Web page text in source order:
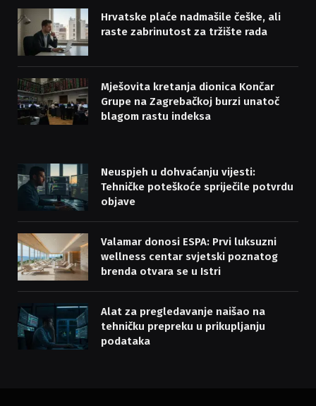
Hrvatske plaće nadmašile češke, ali
raste zabrinutost za tržište rada
Mješovita kretanja dionica Končar
Grupe na Zagrebačkoj burzi unatoč
blagom rastu indeksa
Neuspjeh u dohvaćanju vijesti:
Tehničke poteškoće spriječile potvrdu
objave
Valamar donosi ESPA: Prvi luksuzni
wellness centar svjetski poznatog
brenda otvara se u Istri
Alat za pregledavanje naišao na
tehničku prepreku u prikupljanju
podataka